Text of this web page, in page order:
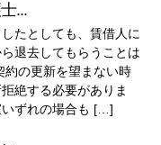
...
たとしても、賃借人に
退去してもらうことは
の更新を望まない時
絶する必要がありま
ずれの場合も […]